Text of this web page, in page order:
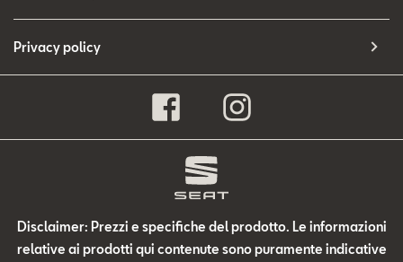
Privacy policy
Disclaimer: Prezzi e specifiche del prodotto. Le informazioni
relative ai prodotti qui contenute sono puramente indicative